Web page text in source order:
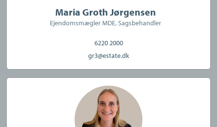
Maria Groth Jørgensen
Ejendomsmægler MDE, Sagsbehandler
6220 2000
gr3@estate.dk